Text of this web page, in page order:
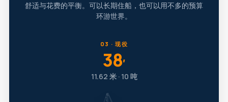
舒适与花费的平衡。可以长期住船，也可以用不多的预算
环游世界。
03 · 现役
38′
11.62 米 · 10 吨